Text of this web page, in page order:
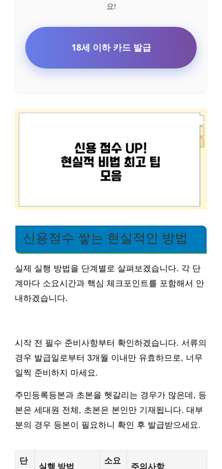
요!
18세 이하 카드 발급
신용점수 쌓는 현실적인 방법
실제 실행 방법을 단계별로 살펴보겠습니다. 각 단
계마다 소요시간과 핵심 체크포인트를 포함해서 안
내하겠습니다.
시작 전 필수 준비사항부터 확인하겠습니다. 서류의
경우 발급일로부터 3개월 이내만 유효하므로, 너무
일찍 준비하지 마세요.
주민등록등본과 초본을 헷갈리는 경우가 많은데, 등
본은 세대원 전체, 초본은 본인만 기재됩니다. 대부
분의 경우 등본이 필요하니 확인 후 발급받으세요.
단
실행 방법
소요
주의사항